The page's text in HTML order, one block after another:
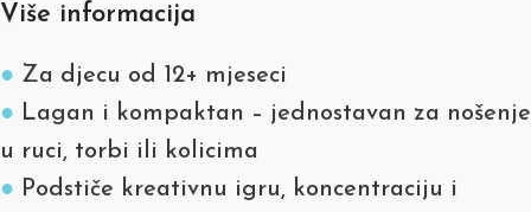
Više informacija
● Za djecu od 12+ mjeseci
● Lagan i kompaktan – jednostavan za nošenje
u ruci, torbi ili kolicima
● Podstiče kreativnu igru, koncentraciju i